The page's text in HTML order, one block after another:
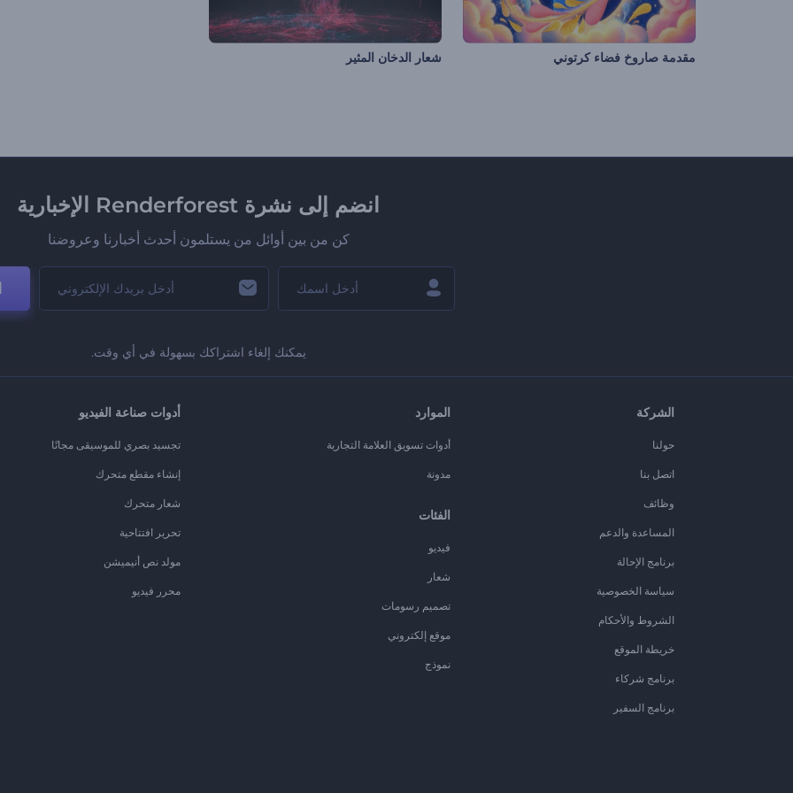
مقدمة صاروخ فضاء كرتوني شعار الدخان المثير
انضم إلى نشرة Renderforest الإخبارية
كن من بين أوائل من يستلمون أحدث أخبارنا وعروضنا
يمكنك إلغاء اشتراكك بسهولة في أي وقت.
الشركة
حولنا
اتصل بنا
وظائف
المساعدة والدعم
برنامج الإحالة
سياسة الخصوصية
الشروط والأحكام
خريطة الموقع
برنامج شركاء
برنامج السفير
الموارد
أدوات تسويق العلامة التجارية
مدونة
الفئات
فيديو
شعار
تصميم رسومات
موقع إلكتروني
نموذج
أدوات صناعة الفيديو
تجسيد بصري للموسيقى مجانًا
إنشاء مقطع متحرك
شعار متحرك
تحرير افتتاحية
مولد نص أنيميشن
محرر فيديو